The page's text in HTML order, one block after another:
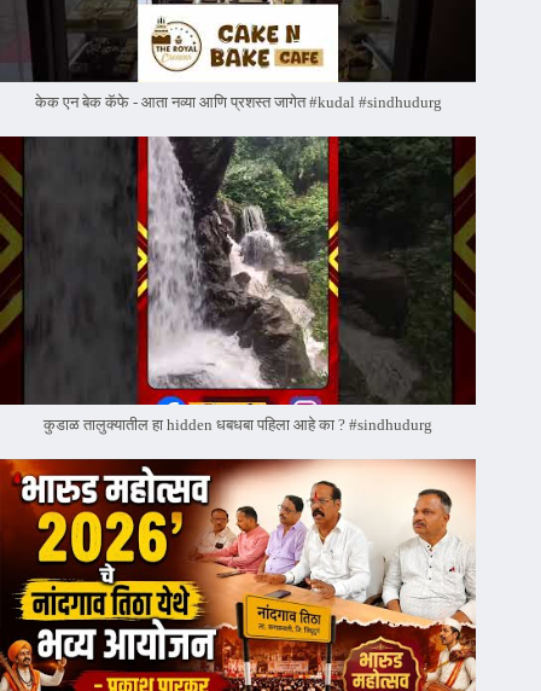
केक एन बेक कॅफे - आता नव्या आणि प्रशस्त जागेत #kudal #sindhudurg
कुडाळ तालुक्यातील हा hidden धबधबा पहिला आहे का ? #sindhudurg